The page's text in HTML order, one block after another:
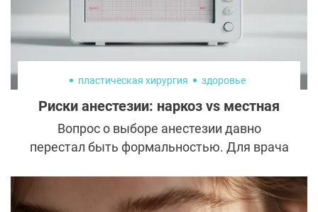
пластическая хирургия здоровье
Риски анестезии: наркоз vs местная
Вопрос о выборе анестезии давно
перестал быть формальностью. Для врача
всего зона тревоги. При этом ключевая
ошибка заключается в попытке выбрать